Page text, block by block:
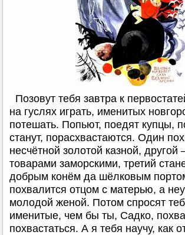
Позовут тебя завтра к
на гуслях играть, именитых
потешать. Попьют, поедят купцы,
станут, порасхвастаются. Один
несчётной золотой казной, другой
товарами заморскими, третий
добрым конём да шёлковым
похвалится отцом с матерью, а
молодой женой. Потом спросят
именитые, чем бы ты, Садко,
похвастаться. А я тебя научу, как